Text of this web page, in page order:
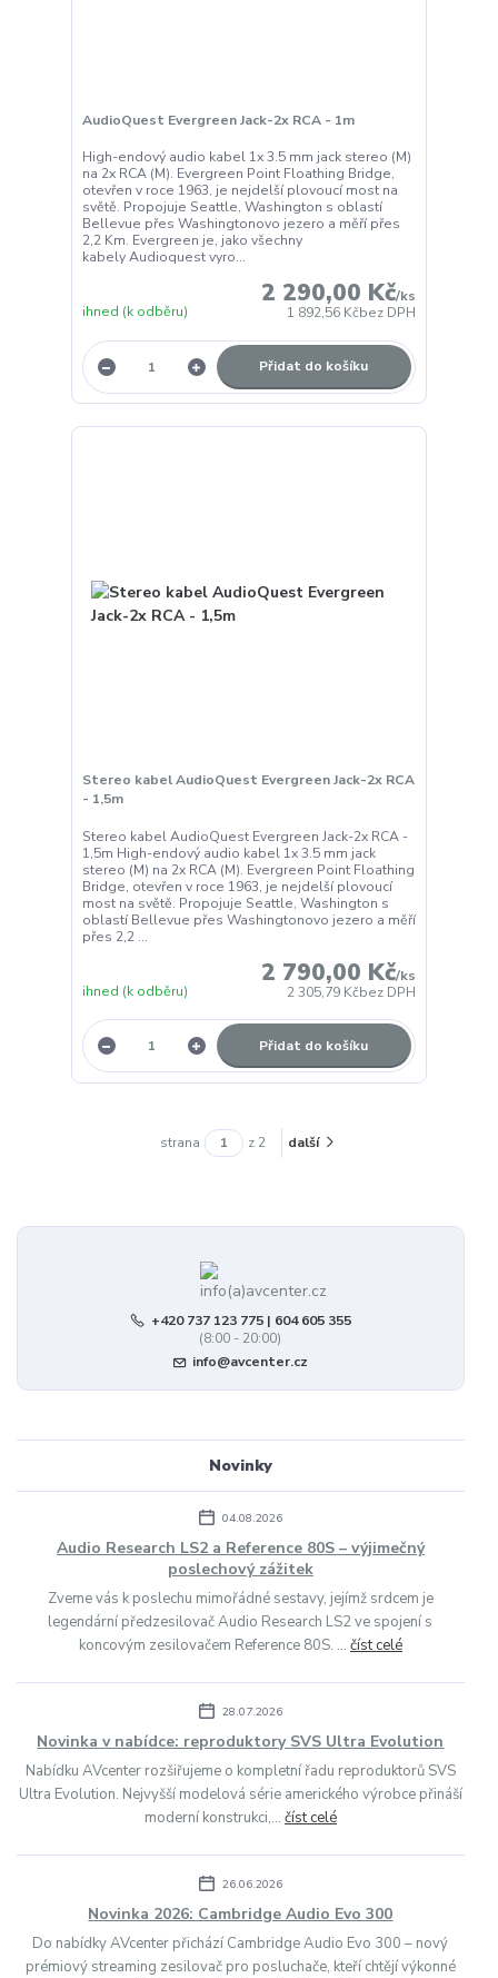
AudioQuest Evergreen Jack-2x RCA - 1m
High-endový audio kabel 1x 3.5 mm jack stereo (M)
na 2x RCA (M). Evergreen Point Floathing Bridge,
otevřen v roce 1963, je nejdelší plovoucí most na
světě. Propojuje Seattle, Washington s oblastí
Bellevue přes Washingtonovo jezero a měří přes
2,2 Km. Evergreen je, jako všechny
kabely Audioquest vyro...
2 290,00 Kč/ks
1 892,56 Kčbez DPH
ihned (k odběru)
Přidat do košíku
Stereo kabel AudioQuest Evergreen Jack-2x RCA
- 1,5m
Stereo kabel AudioQuest Evergreen Jack-2x RCA -
1,5m High-endový audio kabel 1x 3.5 mm jack
stereo (M) na 2x RCA (M). Evergreen Point Floathing
Bridge, otevřen v roce 1963, je nejdelší plovoucí
most na světě. Propojuje Seattle, Washington s
oblastí Bellevue přes Washingtonovo jezero a měří
přes 2,2 ...
2 790,00 Kč/ks
2 305,79 Kčbez DPH
ihned (k odběru)
Přidat do košíku
strana z 2 další
+420 737 123 775 | 604 605 355
(8:00 - 20:00)
info@avcenter.cz
Novinky
04.08.2026
Audio Research LS2 a Reference 80S – výjimečný
poslechový zážitek
Zveme vás k poslechu mimořádné sestavy, jejímž srdcem je
legendární předzesilovač Audio Research LS2 ve spojení s
koncovým zesilovačem Reference 80S. ... číst celé
28.07.2026
Novinka v nabídce: reproduktory SVS Ultra Evolution
Nabídku AVcenter rozšiřujeme o kompletní řadu reproduktorů SVS
Ultra Evolution. Nejvyšší modelová série amerického výrobce přináší
moderní konstrukci,... číst celé
26.06.2026
Novinka 2026: Cambridge Audio Evo 300
Do nabídky AVcenter přichází Cambridge Audio Evo 300 – nový
prémiový streaming zesilovač pro posluchače, kteří chtějí výkonné